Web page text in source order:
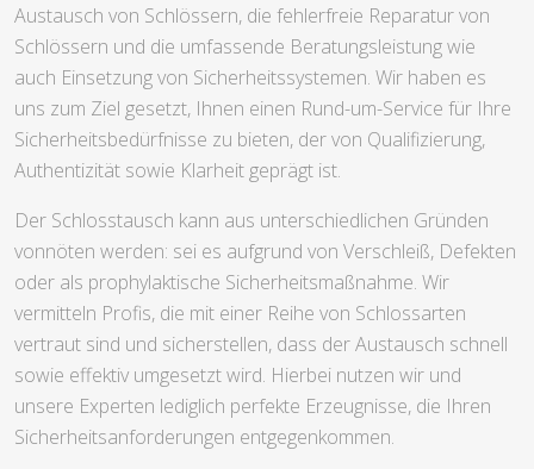
Austausch von Schlössern, die fehlerfreie Reparatur von
Schlössern und die umfassende Beratungsleistung wie
auch Einsetzung von Sicherheitssystemen. Wir haben es
uns zum Ziel gesetzt, Ihnen einen Rund-um-Service für Ihre
Sicherheitsbedürfnisse zu bieten, der von Qualifizierung,
Authentizität sowie Klarheit geprägt ist.
Der Schlosstausch kann aus unterschiedlichen Gründen
vonnöten werden: sei es aufgrund von Verschleiß, Defekten
oder als prophylaktische Sicherheitsmaßnahme. Wir
vermitteln Profis, die mit einer Reihe von Schlossarten
vertraut sind und sicherstellen, dass der Austausch schnell
sowie effektiv umgesetzt wird. Hierbei nutzen wir und
unsere Experten lediglich perfekte Erzeugnisse, die Ihren
Sicherheitsanforderungen entgegenkommen.